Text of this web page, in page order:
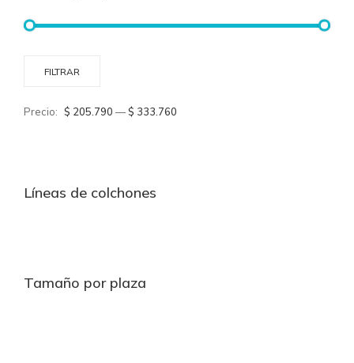
FILTRAR
Precio: $ 205.790 —$ 333.760
Líneas de colchones
Tamaño por plaza